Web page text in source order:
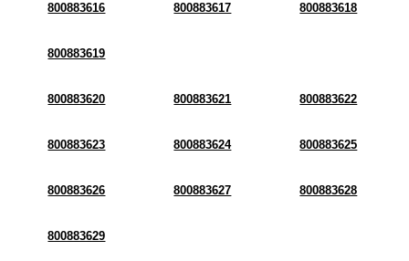
800883616 800883617 800883618
800883619
800883620 800883621 800883622
800883623 800883624 800883625
800883626 800883627 800883628
800883629